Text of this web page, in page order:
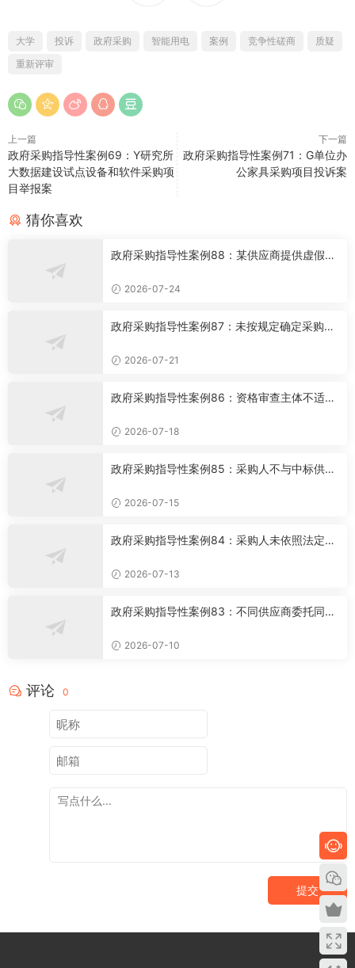
大学 投诉 政府采购 智能用电 案例 竞争性磋商
质疑
重新评审
上一篇
政府采购指导性案例69：Y研究所
大数据建设试点设备和软件采购项
目举报案
下一篇
政府采购指导性案例71：G单位办
公家具采购项目投诉案
猜你喜欢
政府采购指导性案例88：某供应商提供虚假材
2026-07-24
政府采购指导性案例87：未按规定确定采购项
2026-07-21
政府采购指导性案例86：资格审查主体不适格
2026-07-18
政府采购指导性案例85：采购人不与中标供应
2026-07-15
政府采购指导性案例84：采购人未依照法定方
2026-07-13
政府采购指导性案例83：不同供应商委托同一
2026-07-10
评论 0
提交